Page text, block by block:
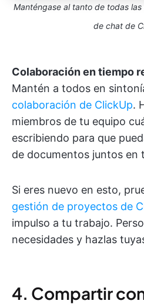
Manténgase al tanto de todas
de chat de
Colaboración en tiempo
Mantén a todos en
colaboración de ClickUp.
miembros de tu equipo
escribiendo para que
de documentos juntos en
Si eres nuevo en esto,
gestión de proyectos de
impulso a tu trabajo.
necesidades y hazlas
4. Compartir